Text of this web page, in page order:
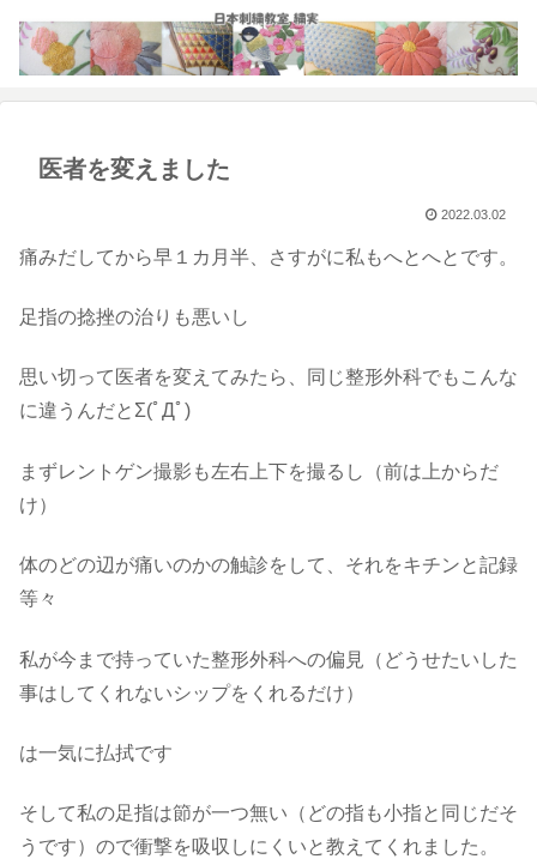
医者を変えました
2022.03.02
痛みだしてから早１カ月半、さすがに私もへとへとです。
足指の捻挫の治りも悪いし
思い切って医者を変えてみたら、同じ整形外科でもこんな
に違うんだとΣ(ﾟДﾟ)
まずレントゲン撮影も左右上下を撮るし（前は上からだ
け）
体のどの辺が痛いのかの触診をして、それをキチンと記録
等々
私が今まで持っていた整形外科への偏見（どうせたいした
事はしてくれないシップをくれるだけ）
は一気に払拭です
そして私の足指は節が一つ無い（どの指も小指と同じだそ
うです）ので衝撃を吸収しにくいと教えてくれました。